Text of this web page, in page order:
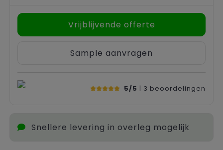
Vrijblijvende offerte
Sample aanvragen
5/5 | 3 beoordelingen
Snellere levering in overleg mogelijk